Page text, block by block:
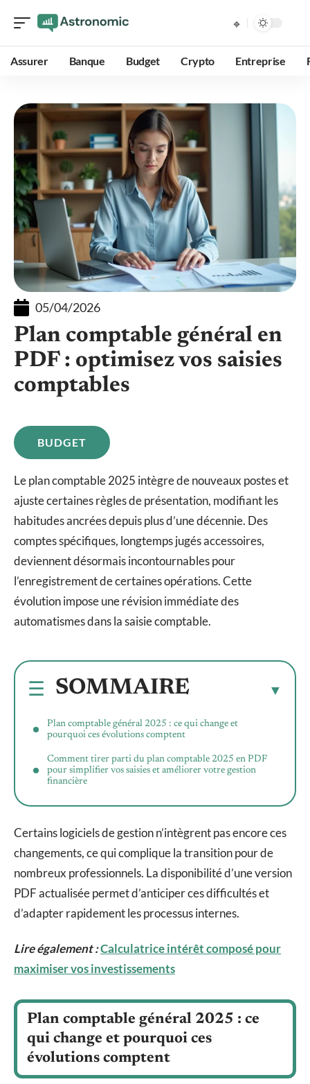
Assurer Banque Budget Crypto Entreprise
05/04/2026
Plan comptable général en
PDF : optimisez vos saisies
comptables
BUDGET
Le plan comptable 2025 intègre de nouveaux postes et
ajuste certaines règles de présentation, modifiant les
habitudes ancrées depuis plus d’une décennie. Des
comptes spécifiques, longtemps jugés accessoires,
deviennent désormais incontournables pour
l’enregistrement de certaines opérations. Cette
évolution impose une révision immédiate des
automatismes dans la saisie comptable.
SOMMAIRE
Plan comptable général 2025 : ce qui change et
pourquoi ces évolutions comptent
Comment tirer parti du plan comptable 2025 en PDF
pour simplifier vos saisies et améliorer votre gestion
financière
Certains logiciels de gestion n’intègrent pas encore ces
changements, ce qui complique la transition pour de
nombreux professionnels. La disponibilité d’une version
PDF actualisée permet d’anticiper ces difficultés et
d’adapter rapidement les processus internes.
Lire également :Calculatrice intérêt composé pour
maximiser vos investissements
Plan comptable général 2025 : ce
qui change et pourquoi ces
évolutions comptent